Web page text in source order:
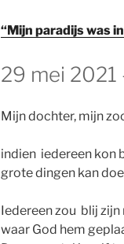
“Mijn paradijs was
GEPLAATST
OP
29 mei 2021
Mijn dochter, mijn
indien iedereen kon
grote dingen kan
Iedereen zou blij
waar God hem